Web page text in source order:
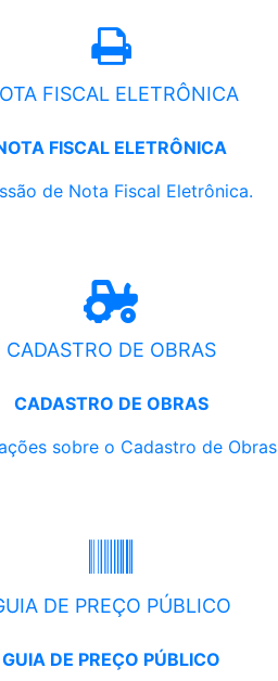
FISCAL ELETRÔNICA
FISCAL ELETRÔNICA
de Nota Fiscal Eletrônica.
CADASTRO DE OBRAS
CADASTRO DE OBRAS
sobre o Cadastro de Obras
DE PREÇO PÚBLICO
GUIA DE PREÇO PÚBLICO